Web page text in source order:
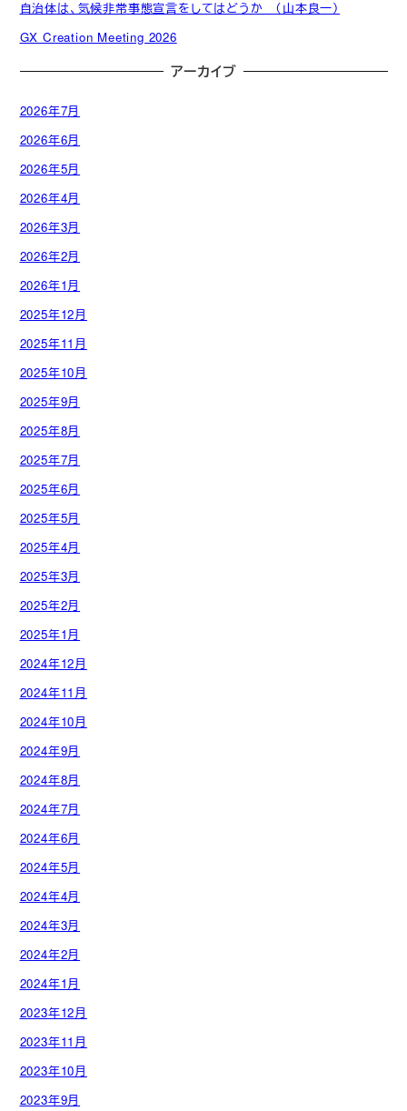
自治体は、気候非常事態宣言をしてはどうか （山本良一）
GX Creation Meeting 2026
アーカイブ
2026年7月
2026年6月
2026年5月
2026年4月
2026年3月
2026年2月
2026年1月
2025年12月
2025年11月
2025年10月
2025年9月
2025年8月
2025年7月
2025年6月
2025年5月
2025年4月
2025年3月
2025年2月
2025年1月
2024年12月
2024年11月
2024年10月
2024年9月
2024年8月
2024年7月
2024年6月
2024年5月
2024年4月
2024年3月
2024年2月
2024年1月
2023年12月
2023年11月
2023年10月
2023年9月